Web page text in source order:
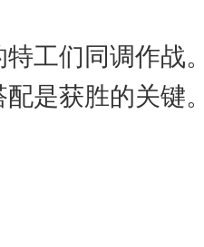
工们同调作战
是获胜的关键。